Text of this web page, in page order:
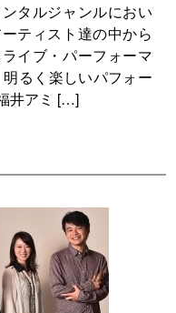
タルジャンルにおい
ティスト達の中から
イブ・パーフォーマ
るく楽しいパフォー
井アミ […]